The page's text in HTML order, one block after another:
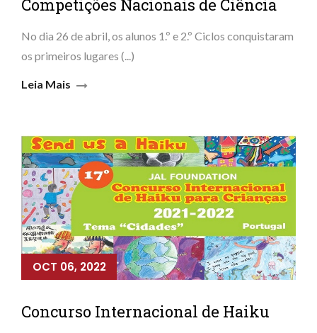
Competições Nacionais de Ciência
No dia 26 de abril, os alunos 1.º e 2.º Ciclos conquistaram
os primeiros lugares (...)
Leia Mais
OCT 06, 2022
Concurso Internacional de Haiku